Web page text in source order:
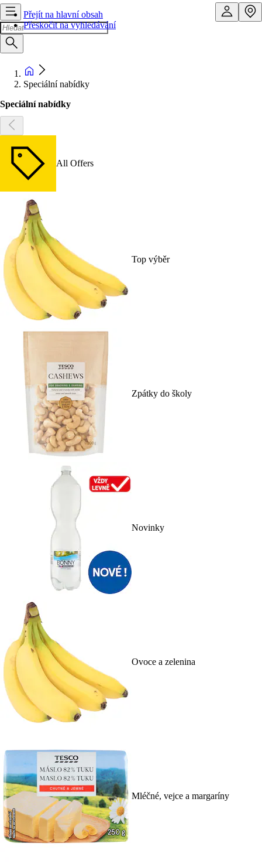
Přejít na hlavní obsah
Přeskočit na vyhledávání
Speciální nabídky
Speciální nabídky
All Offers
Top výběr
Zpátky do školy
Novinky
Ovoce a zelenina
Mléčné, vejce a margaríny